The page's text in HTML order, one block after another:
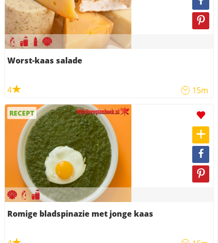
Worst-kaas salade
4 15m
RECEPT
Romige bladspinazie met jonge kaas